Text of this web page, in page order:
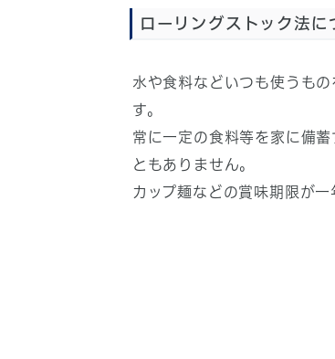
ローリングストック法に
水や食料などいつも使うも
す。
常に一定の食料等を家に備
ともありません。
カップ麺などの賞味期限が